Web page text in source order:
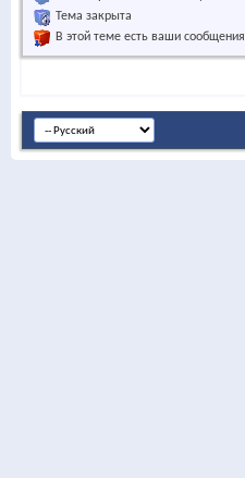
Тема закрыта
В этой теме есть ваши сообщения